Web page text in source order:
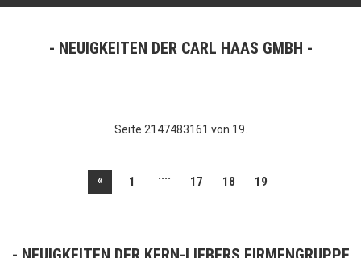
NEUIGKEITEN DER CARL HAAS GMBH
Seite 2147483161 von 19.
« 1 .... 17 18 19